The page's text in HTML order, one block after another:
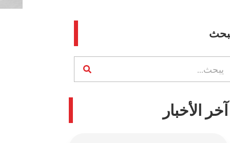
آخر الأخبار